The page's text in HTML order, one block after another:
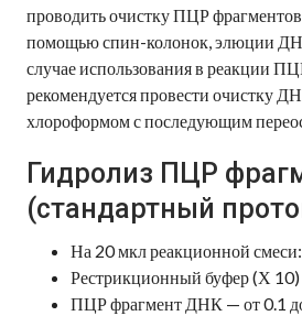
проводить очистку ПЦР
помощью спин-колонок, элюции
случае использования в реакции
рекомендуется провести очистку
хлороформом с последующим
Гидролиз ПЦР
(стандартный
На 20 мкл реакционной смеси:
Рестрикционный буфер (Х
ПЦР фрагмент ДНК — от 0.1